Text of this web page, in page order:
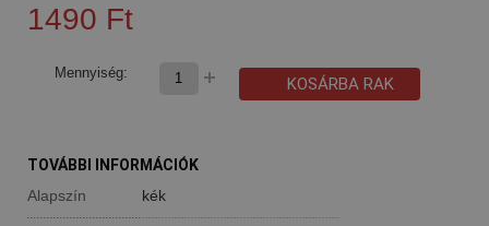
1490 Ft
Mennyiség:
KOSÁRBA RAK
TOVÁBBI INFORMÁCIÓK
Alapszín
kék